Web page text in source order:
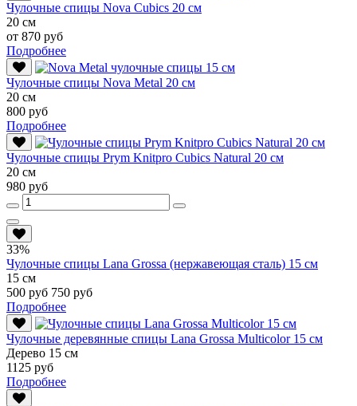
Чулочные спицы Nova Cubics 20 см
20 см
от 870 руб
Подробнее
Чулочные спицы Nova Metal 20 см
20 см
800 руб
Подробнее
Чулочные спицы Prym Knitpro Cubics Natural 20 см
20 см
980 руб
33%
Чулочные спицы Lana Grossa (нержавеющая сталь) 15 см
15 см
500 руб 750 руб
Подробнее
Чулочные деревянные спицы Lana Grossa Multicolor 15 см
Дерево 15 см
1125 руб
Подробнее